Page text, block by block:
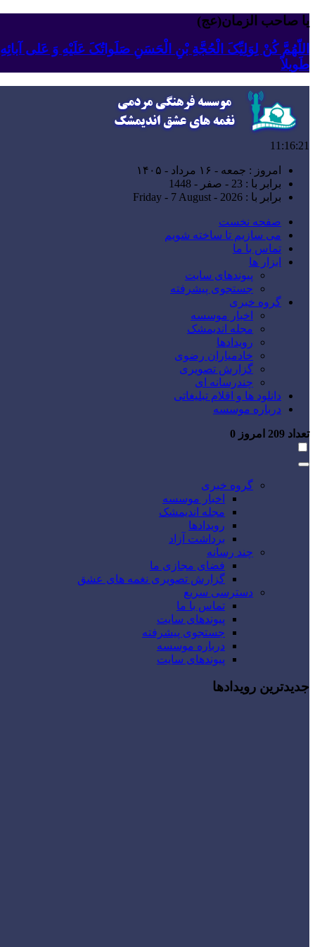
یا صاحب الزمان(عج)
اللّهُمَّ کُنْ لِوَلِیِّکَ الْحُجَّةِ بْنِ الْحَسَنِ صَلَواتُکَ عَلَیْهِ وَ عَلى
طَویلاً
11:16:22
امروز : جمعه - ۱۶ مرداد - ۱۴۰۵
برابر با : 23 - صفر - 1448
برابر با : Friday - 7 August - 2026
صفحه نخست
می سازیم تا ساخته شویم
تماس با ما
ابزار ها
پیوندهای سایت
جستجوی پیشرفته
گروه خبری
اخبار موسسه
مجله اندیمشک
رویدادها
خادمیاران رضوی
گزارش تصویری
چندرسانه ای
دانلود ها و اقلام تبلیغاتی
درباره موسسه
تعداد امروز 0
گروه خبری
اخبار موسسه
مجله اندیمشک
رویدادها
برداشت آزاد
چند رسانه
فضای مجازی ما
گزارش تصویری نغمه های عشق
دسترسی سریع
تماس با ما
پیوندهای سایت
جستجوی پیشرفته
درباره موسسه
پیوندهای سایت
جدیدترین رویدادها